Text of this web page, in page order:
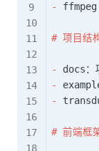
-
ffmpeg
# 项目结
-
-
-
# 前端框